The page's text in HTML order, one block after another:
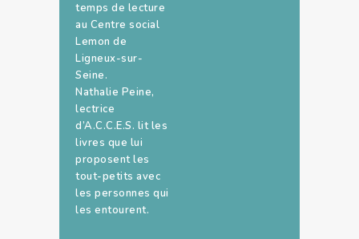
temps de lecture
au Centre social
Lemon de
Ligneux-sur-
Seine.
Nathalie Peine,
lectrice
d’A.C.C.E.S. lit les
livres que lui
proposent les
tout-petits avec
les personnes qui
les entourent.